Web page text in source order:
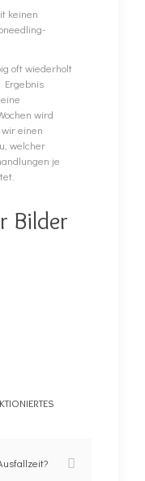
keinen
oft wiederholt
Ergebnis
wird
einen
welcher
je
Bilder